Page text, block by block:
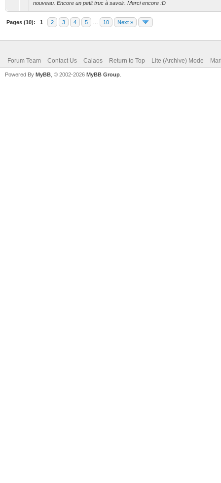
nouveau. Encore un petit truc à savoir. Merci encore :D
Pages (10): 1 2 3 4 5 10 Next »
Forum Team Contact Us Calaos Return to Top Lite (Archive) Mode
Powered By MyBB , © 2002-2026 MyBB Group